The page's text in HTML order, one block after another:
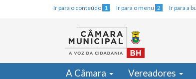
Ir para o conteúdo 1 Ir para o menu 2 Ir para a
A Câmara Vereadores